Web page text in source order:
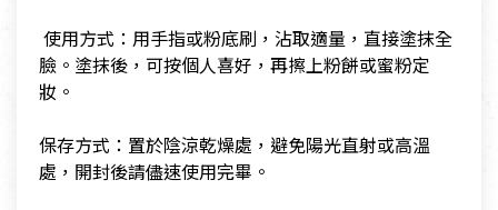
​ 使用方式：用手指或粉底刷，沾取適量，直接塗抹全
臉。塗抹後，可按個人喜好，再擦上粉餅或蜜粉定
妝。
​保存方式：置於陰涼乾燥處，避免陽光直射或高溫
處，開封後請儘速使用完畢。